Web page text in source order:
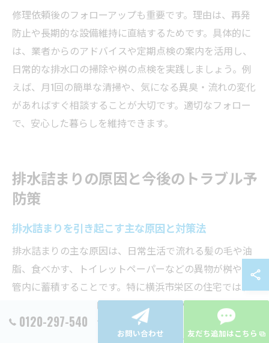
修理依頼後のフォローアップも重要です。理由は、再発
防止や長期的な設備維持に直結するためです。具体的に
は、業者からのアドバイスや定期点検の案内を活用し、
日常的な排水口の掃除や桝の点検を実践しましょう。例
えば、月1回の簡単な清掃や、気になる異臭・流れの変化
があればすぐ相談することが大切です。適切なフォロー
で、安心した暮らしを維持できます。
排水詰まりの原因と今後のトラブル予
防策
排水詰まりを引き起こす主な原因と対策法
排水詰まりの主な原因は、日常生活で流れる髪の毛や油
脂、食べかす、トイレットペーパーなどの異物が桝や配
管内に蓄積することです。特に横浜市栄区の住宅では、
長年の使用で配管内部に汚れが付着しやすく、詰まりや
すい傾向があります。対策としては、定期的な排水口の
0120-297-540
お問い合わせ 友だち追加はこちら